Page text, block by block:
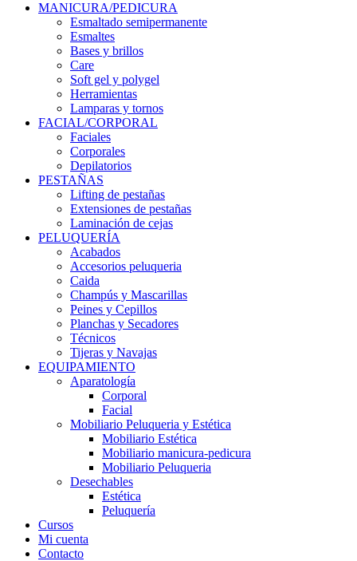
MANICURA/PEDICURA
Esmaltado semipermanente
Esmaltes
Bases y brillos
Care
Soft gel y polygel
Herramientas
Lamparas y tornos
FACIAL/CORPORAL
Faciales
Corporales
Depilatorios
PESTAÑAS
Lifting de pestañas
Extensiones de pestañas
Laminación de cejas
PELUQUERÍA
Acabados
Accesorios peluqueria
Caida
Champús y Mascarillas
Peines y Cepillos
Planchas y Secadores
Técnicos
Tijeras y Navajas
EQUIPAMIENTO
Aparatología
Corporal
Facial
Mobiliario Peluqueria y Estética
Mobiliario Estética
Mobiliario manicura-pedicura
Mobiliario Peluqueria
Desechables
Estética
Peluquería
Cursos
Mi cuenta
Contacto